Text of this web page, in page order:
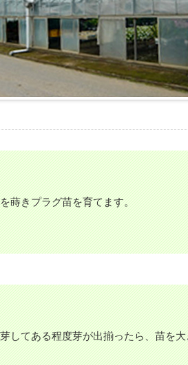
蒔きプラグ苗を育てます。
してある程度芽が出揃ったら、苗を